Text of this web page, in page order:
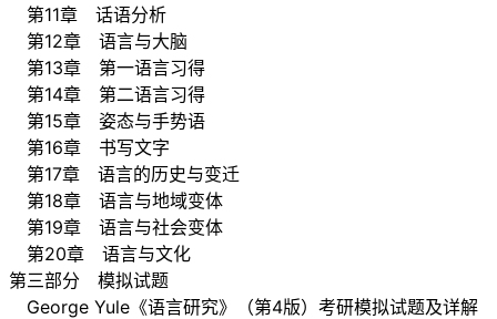
第11章 话语分析
第12章 语言与大脑
第13章 第一语言习得
第14章 第二语言习得
第15章 姿态与手势语
第16章 书写文字
第17章 语言的历史与变迁
第18章 语言与地域变体
第19章 语言与社会变体
第20章 语言与文化
第三部分 模拟试题
George Yule《语言研究》（第4版）考研模拟试题及详解